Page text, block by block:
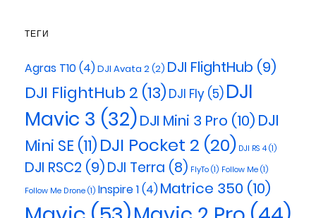
ТЕГИ
Agras T10(4)DJI Avata 2(2) DJI FlightHub (9)
DJI FlightHub 2 (13) DJI Fly (5) DJI
Mavic 3 (32)DJI Mini 3 Pro (10) DJI
Mini SE (11) DJI Pocket 2 (20) DJI RS 4 (1)
DJI RSC2 (9)DJI Terra (8) FlyTo (1) Follow Me (1)
Follow Me Drone (1) Inspire 1(4)Matrice 350 (10)